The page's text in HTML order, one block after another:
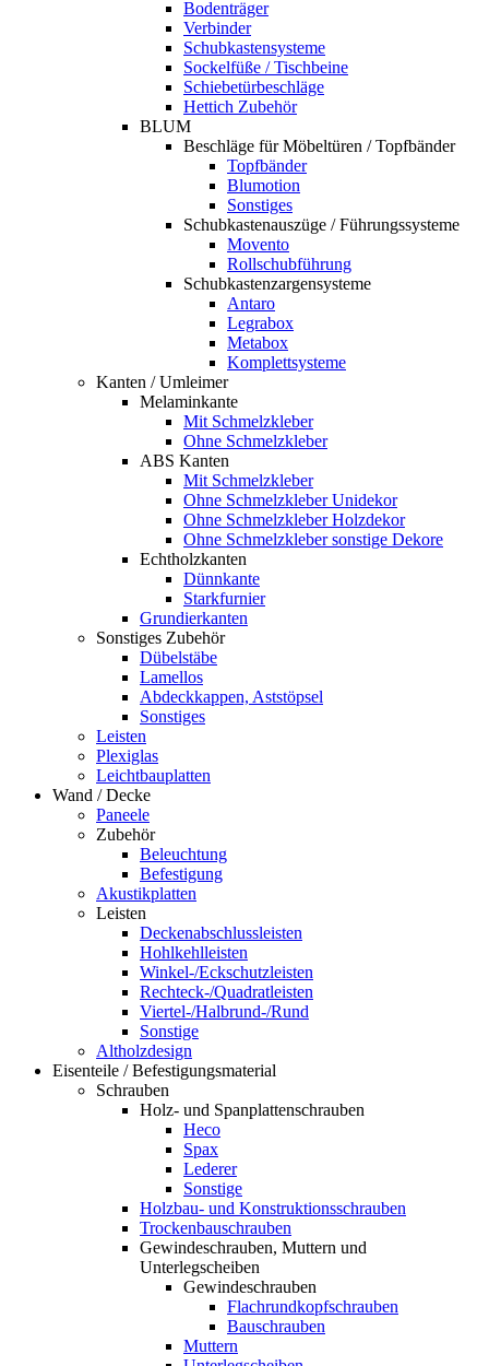
Bodenträger
Verbinder
Schubkastensysteme
Sockelfüße / Tischbeine
Schiebetürbeschläge
Hettich Zubehör
BLUM
Beschläge für Möbeltüren / Topfbänder
Topfbänder
Blumotion
Sonstiges
Schubkastenauszüge / Führungssysteme
Movento
Rollschubführung
Schubkastenzargensysteme
Antaro
Legrabox
Metabox
Komplettsysteme
Kanten / Umleimer
Melaminkante
Mit Schmelzkleber
Ohne Schmelzkleber
ABS Kanten
Mit Schmelzkleber
Ohne Schmelzkleber Unidekor
Ohne Schmelzkleber Holzdekor
Ohne Schmelzkleber sonstige Dekore
Echtholzkanten
Dünnkante
Starkfurnier
Grundierkanten
Sonstiges Zubehör
Dübelstäbe
Lamellos
Abdeckkappen, Aststöpsel
Sonstiges
Leisten
Plexiglas
Leichtbauplatten
Wand / Decke
Paneele
Zubehör
Beleuchtung
Befestigung
Akustikplatten
Leisten
Deckenabschlussleisten
Hohlkehlleisten
Winkel-/Eckschutzleisten
Rechteck-/Quadratleisten
Viertel-/Halbrund-/Rund
Sonstige
Altholzdesign
Eisenteile / Befestigungsmaterial
Schrauben
Holz- und Spanplattenschrauben
Heco
Spax
Lederer
Sonstige
Holzbau- und Konstruktionsschrauben
Trockenbauschrauben
Gewindeschrauben, Muttern und
Unterlegscheiben
Gewindeschrauben
Flachrundkopfschrauben
Bauschrauben
Muttern